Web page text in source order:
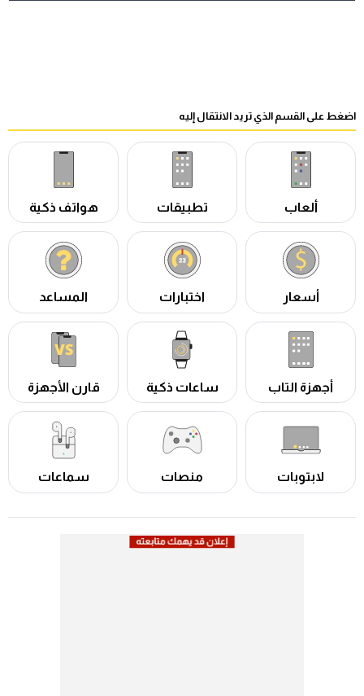
اضغط على القسم الذي تريد الانتقال إليه
ألعاب تطبيقات هواتف ذكية
أسعار اختبارات المساعد
أجهزة التاب ساعات ذكية قارن الأجهزة
لابتوبات منصات سماعات